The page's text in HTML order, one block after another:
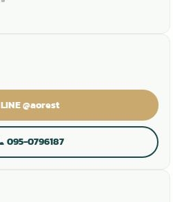
LINE @aorest
095-0796187